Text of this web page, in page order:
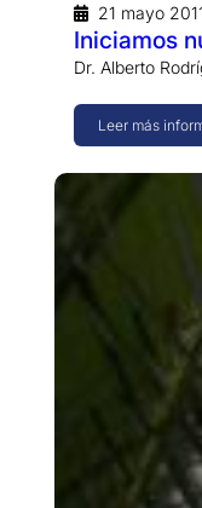
21 mayo
Iniciamos
Dr. Alberto
Leer más